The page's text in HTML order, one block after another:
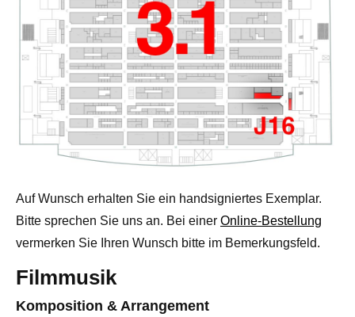
Auf Wunsch erhalten Sie ein handsigniertes Exemplar.
Bitte sprechen Sie uns an. Bei einer Online-Bestellung
vermerken Sie Ihren Wunsch bitte im Bemerkungsfeld.
Filmmusik
Komposition & Arrangement